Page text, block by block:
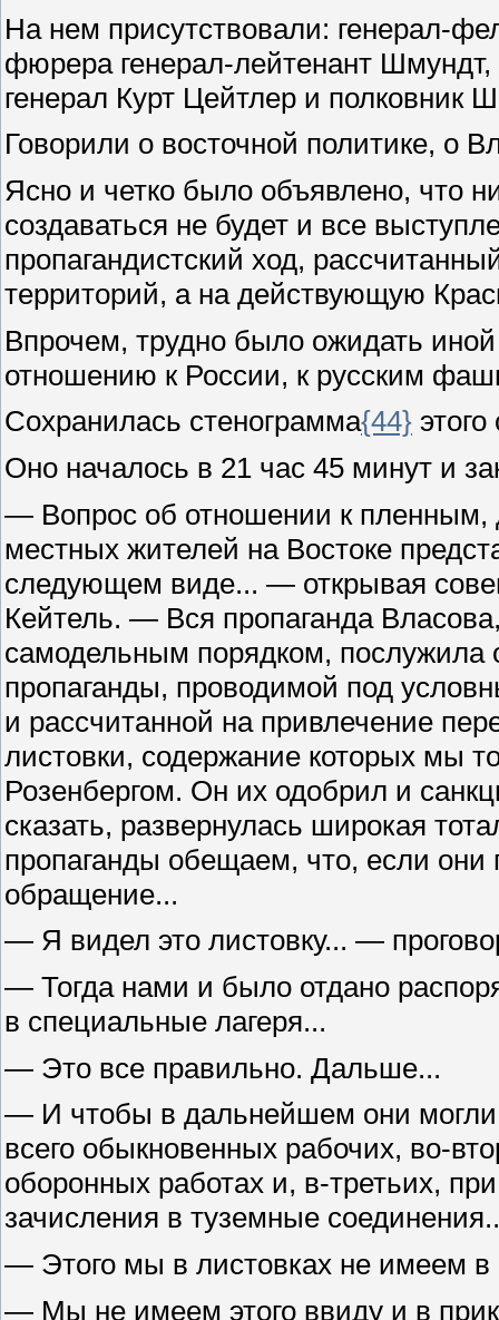
На нем присутствовали: генерал-
фюрера генерал-лейтенант
генерал Курт Цейтлер и полковник
Говорили о восточной политике, о
Ясно и четко было объявлено, что
создаваться не будет и все
пропагандистский ход,
территорий, а на действующую
Впрочем, трудно было ожидать
отношению к России, к русским
Сохранилась стенограмма{44}
Оно началось в 21 час 45 минут и
— Вопрос об отношении к пленным,
местных жителей на Востоке
следующем виде... — открывая
Кейтель. — Вся пропаганда
самодельным порядком,
пропаганды, проводимой под
и рассчитанной на привлечение
листовки, содержание которых мы
Розенбергом. Он их одобрил и
сказать, развернулась широкая
пропаганды обещаем, что, если они
обращение...
— Я видел это листовку... —
— Тогда нами и было отдано
в специальные лагеря...
— Это все правильно. Дальше...
— И чтобы в дальнейшем они
всего обыкновенных рабочих, во-
оборонных работах и, в-третьих,
зачисления в туземные
— Этого мы в листовках не имеем в
— Мы не имеем этого ввиду и в